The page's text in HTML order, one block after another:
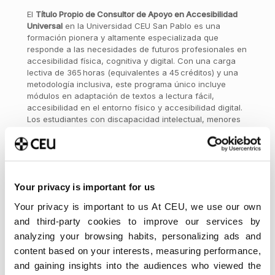
Your privacy is important for us
Your privacy is important to us At CEU, we use our own
and third-party cookies to improve our services by
analyzing your browsing habits, personalizing ads and
content based on your interests, measuring performance,
and gaining insights into the audiences who viewed the
El Título Propio de Consultor de Apoyo en Accesibilidad
Universalen la Universidad CEU San Pablo es una
formación pionera y altamente especializada que
responde a las necesidades de futuros profesionales en
accesibilidad física, cognitiva y digital. Con una carga
lectiva de 365 horas (equivalentes a 45 créditos) y una
metodología inclusiva, este programa único incluye
módulos en adaptación de textos a lectura fácil,
accesibilidad en el entorno físico y accesibilidad digital.
Los estudiantes con discapacidad intelectual, menores
del total de clases, unas 81 horas— con alumnos de
grados como arquitectura, ingeniería, comunicación o
sistema de mentoría en el que estudiantes de los grados
fomentando su integración universitaria y su desarrollo
personal y profesional. Impulsado por la colaboración
con la Fundación ONCE y el Fondo Social Europeo, este
título no solo sensibiliza a los futuros profesionales
sobre la discapacidad intelectual, sino que también
contribuye a preparar consultores capacitados para